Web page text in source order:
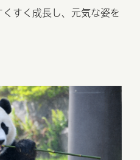
すく成長し、元気な姿を